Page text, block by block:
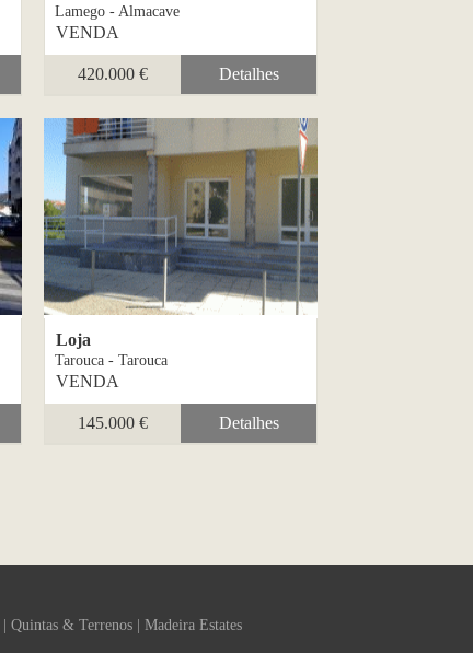
Lamego - Almacave
VENDA
420.000 € Detalhes
Loja
Tarouca - Tarouca
VENDA
145.000 € Detalhes
Quintas & Terrenos Madeira Estates